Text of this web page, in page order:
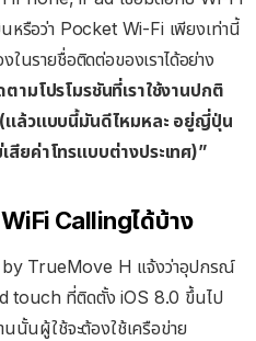
หรือว่า Pocket Wi-Fi เพียงเท่านี้
ในรายชื่อติดต่อของเราได้อย่าง
ตามโปรโมรชันที่เราใช้งานปกติ
แล้วแบบนี้มันดีไหมหละ อยู่ญี่ปุ่น
สียค่าโทรแบบต่างประเทศ)”
Callingได้บ้าง
TrueMove H แจ้งว่าอุปกรณ์
touch ที่ติดตั้ง iOS 8.0 ขึ้นไป
นนั้นผู้ใช้จะต้องใช้เครือข่าย